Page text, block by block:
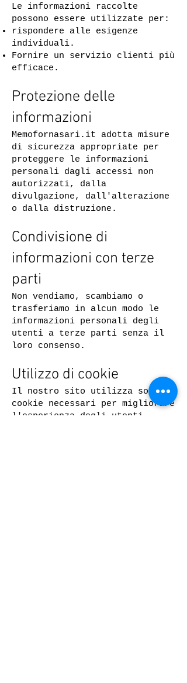
Le informazioni raccolte
possono essere utilizzate per:
rispondere alle esigenze
individuali.
Fornire un servizio clienti più
efficace.
Protezione delle
informazioni
Memofornasari.it adotta misure
di sicurezza appropriate per
proteggere le informazioni
personali dagli accessi non
autorizzati, dalla
divulgazione, dall'alterazione
o dalla distruzione.
Condivisione di
informazioni con terze
parti
Non vendiamo, scambiamo o
trasferiamo in alcun modo le
informazioni personali degli
utenti a terze parti senza il
loro consenso.
Utilizzo di cookie
Il nostro sito utilizza solo
cookie necessari per migliorare
l'esperienza degli utenti.